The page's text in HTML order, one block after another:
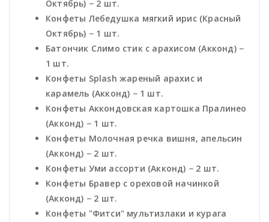
Октябрь) − 2 шт.
Конфеты Лебедушка мягкий ирис (Красный
Октябрь) − 1 шт.
Батончик Слимо стик с арахисом (Акконд) −
1 шт.
Конфеты Splash жареный арахис и
карамель (Акконд) − 1 шт.
Конфеты Аккондовская картошка Пралинео
(Акконд) − 1 шт.
Конфеты Молочная речка вишня, апельсин
(Акконд) − 2 шт.
Конфеты Уми ассорти (Акконд) − 2 шт.
Конфеты Бравер с ореховой начинкой
(Акконд) − 2 шт.
Конфеты "Фитси" мультизлаки и курага